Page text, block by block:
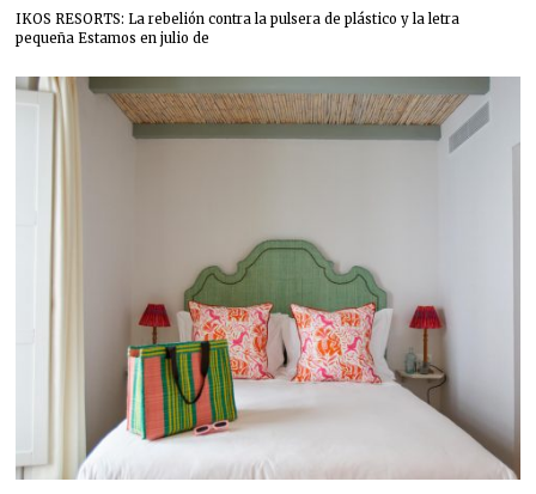
IKOS RESORTS: La rebelión contra la pulsera de plástico y la letra
pequeña Estamos en julio de